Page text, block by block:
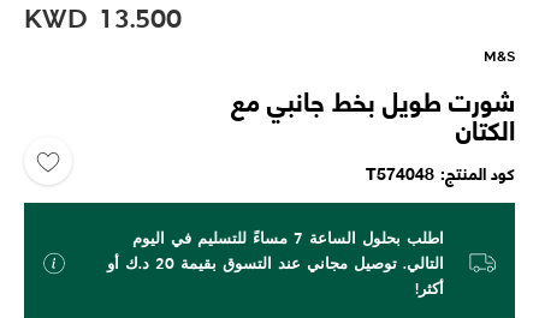
KWD 13.500
M&S
شورت طويل بخط جانبي مع
الكتان
كود المنتج T574048
اطلب بحلول الساعة 7 مساءً للتسليم في اليوم
التالي. توصيل مجاني عند التسوق بقيمة 20 د.ك أو
أكثر!